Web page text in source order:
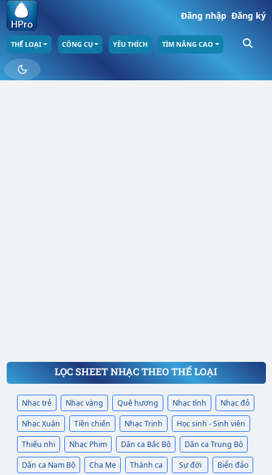
Đăng nhập|Đăng ký
THỂ LOẠI CÔNG CỤ YÊU THÍCH TÌM NÂNG CAO
LỌC SHEET NHẠC THEO THỂ LOẠI
Nhạc trẻ Nhạc vàng Quê hương Nhạc tình
Nhạc đỏ
Nhạc Xuân
Tiền chiến Nhạc Trịnh
Học sinh - Sinh viên
Thiếu nhi
Nhạc Phim Dân ca Bắc Bộ
Dân ca Trung Bộ
Dân ca Nam Bộ
Cha Mẹ Thánh ca Sự đời
Biển đảo